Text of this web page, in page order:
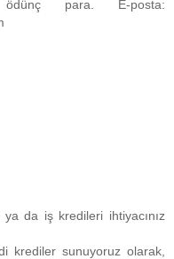
para. E-posta:
da iş kredileri ihtiyacınız
krediler sunuyoruz olarak,